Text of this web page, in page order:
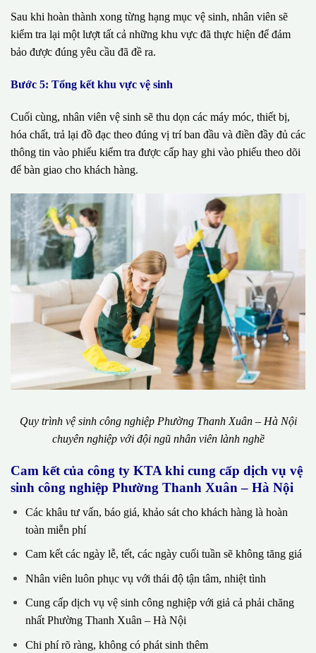
Sau khi hoàn thành xong từng hạng mục vệ sinh, nhân viên sẽ
kiểm tra lại một lượt tất cả những khu vực đã thực hiện để đảm
bảo được đúng yêu cầu đã đề ra.
Bước 5: Tổng kết khu vực vệ sinh
Cuối cùng, nhân viên vệ sinh sẽ thu dọn các máy móc, thiết bị,
hóa chất, trả lại đồ đạc theo đúng vị trí ban đầu và điền đầy đủ các
thông tin vào phiếu kiểm tra được cấp hay ghi vào phiếu theo dõi
để bàn giao cho khách hàng.
Quy trình vệ sinh công nghiệp Phường Thanh Xuân – Hà Nội
chuyên nghiệp với đội ngũ nhân viên lành nghề
Cam kết của công ty KTA khi cung cấp dịch vụ vệ
sinh công nghiệp Phường Thanh Xuân – Hà Nội
Các khâu tư vấn, báo giá, khảo sát cho khách hàng là hoàn
toàn miễn phí
Cam kết các ngày lễ, tết, các ngày cuối tuần sẽ không tăng giá
Nhân viên luôn phục vụ với thái độ tận tâm, nhiệt tình
Cung cấp dịch vụ vệ sinh công nghiệp với giả cả phải chăng
nhất Phường Thanh Xuân – Hà Nội
Chi phí rõ ràng, không có phát sinh thêm